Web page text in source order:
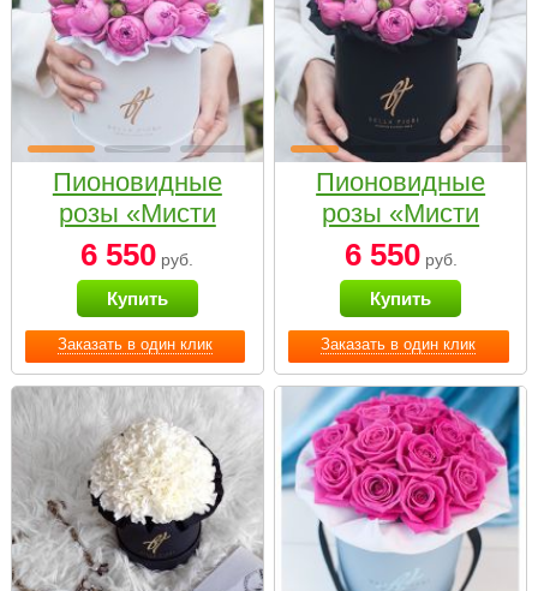
Заказать в один клик
Пионовидные
розы «Мисти
бабблс» в белой
коробке Small
6 550 руб.
Купить
Заказать в один клик
Пионовидные
розы «Мисти
бабблс» в
черной коробке
Small
6 550руб.
Купить